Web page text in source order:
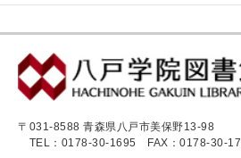
〒031-8588 青森県八戸市美保野13-98
TEL：0178-30-1695
FAX：0178-30-